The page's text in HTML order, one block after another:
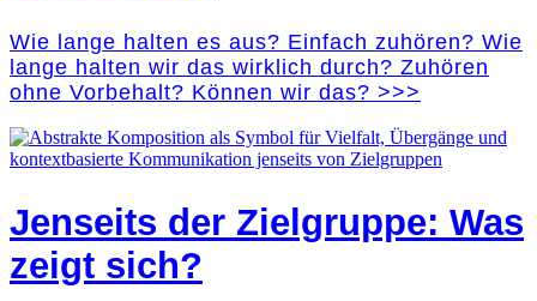
Wie lange halten es aus? Einfach zuhören? Wie
lange halten wir das wirklich durch? Zuhören
ohne Vorbehalt? Können wir das? >>>
Jenseits der Zielgruppe: Was
zeigt sich?